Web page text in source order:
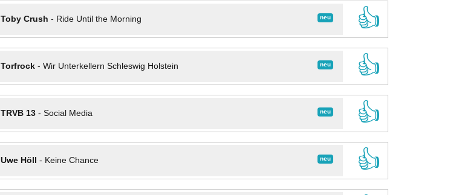
neu
Toby Crush - Ride Until the Morning
👍
neu
Torfrock- Wir Unterkellern Schleswig Holstein
👍
neu
TRVB 13- Social Media
👍
neu
Uwe Höll - Keine Chance
👍